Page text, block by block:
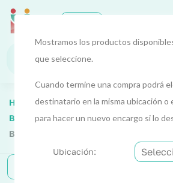
Mostramos los productos
que seleccione.
Cuando termine una compra podrá
destinatario en la misma ubicación o
para hacer un nuevo encargo si lo
Ubicación:
Home Alimentos Y Bebidas
Bebidas Y Licores
Vino Tinto
Botella 75 Cl